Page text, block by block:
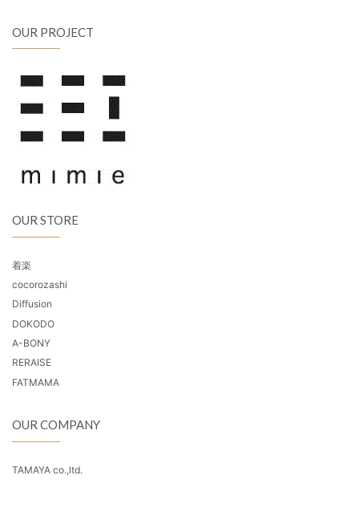
OUR PROJECT
OUR STORE
着楽
cocorozashi
Diffusion
DOKODO
A-BONY
RERAISE
FATMAMA
OUR COMPANY
TAMAYA co.,ltd.